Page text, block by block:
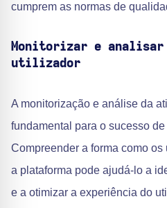
cumprem as normas de
Monitorizar e
utilizador
A monitorização e análise da
fundamental para o sucesso
Compreender a forma como
a plataforma pode ajudá-lo a
e a otimizar a experiência do